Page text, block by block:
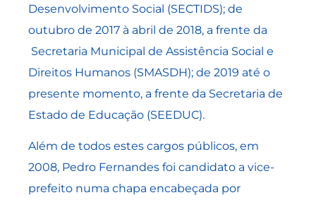
Desenvolvimento Social (SECTIDS); de
outubro de 2017 à abril de 2018, a frente da
Secretaria Municipal de Assistência Social e
Direitos Humanos (SMASDH); de 2019 até o
presente momento, a frente da Secretaria de
Estado de Educação (SEEDUC).
Além de todos estes cargos públicos, em
2008, Pedro Fernandes foi candidato a vice-
prefeito numa chapa encabeçada por